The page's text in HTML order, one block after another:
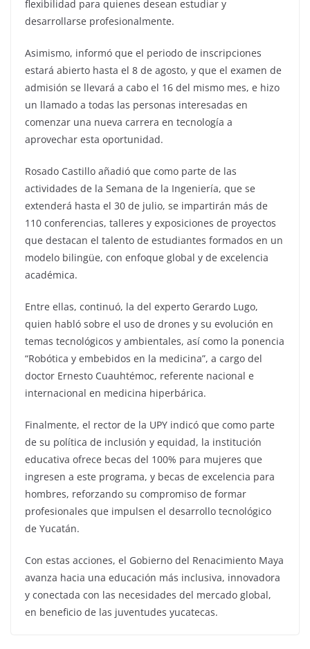
flexibilidad para quienes desean estudiar y
desarrollarse profesionalmente.
Asimismo, informó que el periodo de inscripciones
estará abierto hasta el 8 de agosto, y que el examen de
admisión se llevará a cabo el 16 del mismo mes, e hizo
un llamado a todas las personas interesadas en
comenzar una nueva carrera en tecnología a
aprovechar esta oportunidad.
Rosado Castillo añadió que como parte de las
actividades de la Semana de la Ingeniería, que se
extenderá hasta el 30 de julio, se impartirán más de
110 conferencias, talleres y exposiciones de proyectos
que destacan el talento de estudiantes formados en un
modelo bilingüe, con enfoque global y de excelencia
académica.
Entre ellas, continuó, la del experto Gerardo Lugo,
quien habló sobre el uso de drones y su evolución en
temas tecnológicos y ambientales, así como la ponencia
“Robótica y embebidos en la medicina”, a cargo del
doctor Ernesto Cuauhtémoc, referente nacional e
internacional en medicina hiperbárica.
Finalmente, el rector de la UPY indicó que como parte
de su política de inclusión y equidad, la institución
educativa ofrece becas del 100% para mujeres que
ingresen a este programa, y becas de excelencia para
hombres, reforzando su compromiso de formar
profesionales que impulsen el desarrollo tecnológico
de Yucatán.
Con estas acciones, el Gobierno del Renacimiento Maya
avanza hacia una educación más inclusiva, innovadora
y conectada con las necesidades del mercado global,
en beneficio de las juventudes yucatecas.